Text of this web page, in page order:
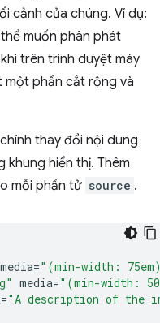
cảnh của chúng. Ví dụ:
muốn phân phát
trên trình duyệt máy
một phần cắt rộng và
thay đổi nội dung
khung hiển thị. Thêm
mỗi phần tử source .
media="(min-width:
media="(min-width:
="A description of the